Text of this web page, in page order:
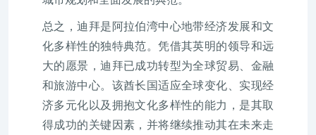
总之，迪拜是阿拉伯湾中心地带经济发展和文
化多样性的独特典范。凭借其英明的领导和远
大的愿景，迪拜已成功转型为全球贸易、金融
和旅游中心。该酋长国适应全球变化、实现经
济多元化以及拥抱文化多样性的能力，是其取
得成功的关键因素，并将继续推动其在未来走